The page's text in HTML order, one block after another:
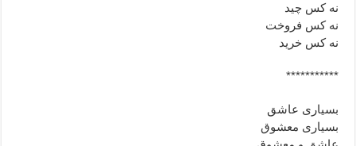
نه کس چید
نه کس فروخت
نه کس خرید
***********
بسیاری عاشق
بسیاری معشوق